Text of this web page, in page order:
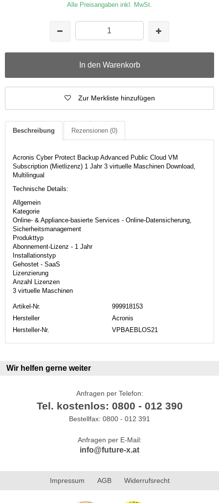
Alle Preisangaben inkl. MwSt.
In den Warenkorb
Zur Merkliste hinzufügen
Beschreibung Rezensionen (0)
Acronis Cyber Protect Backup Advanced Public Cloud VM
Subscription (Mietlizenz) 1 Jahr 3 virtuelle Maschinen Download,
Multilingual
Technische Details:
Allgemein
Kategorie
Online- & Appliance-basierte Services - Online-Datensicherung,
Sicherheitsmanagement
Produkttyp
Abonnement-Lizenz - 1 Jahr
Installationstyp
Gehostet - SaaS
Lizenzierung
Anzahl Lizenzen
3 virtuelle Maschinen
Artikel-Nr.
999918153
Hersteller
Acronis
Hersteller-Nr.
VPBAEBLOS21
Wir helfen gerne weiter
Anfragen per Telefon:
Tel. kostenlos: 0800 - 012 390
Bestellfax: 0800 - 012 391
Anfragen per E-Mail:
info@future-x.at
Impressum AGB Widerrufsrecht